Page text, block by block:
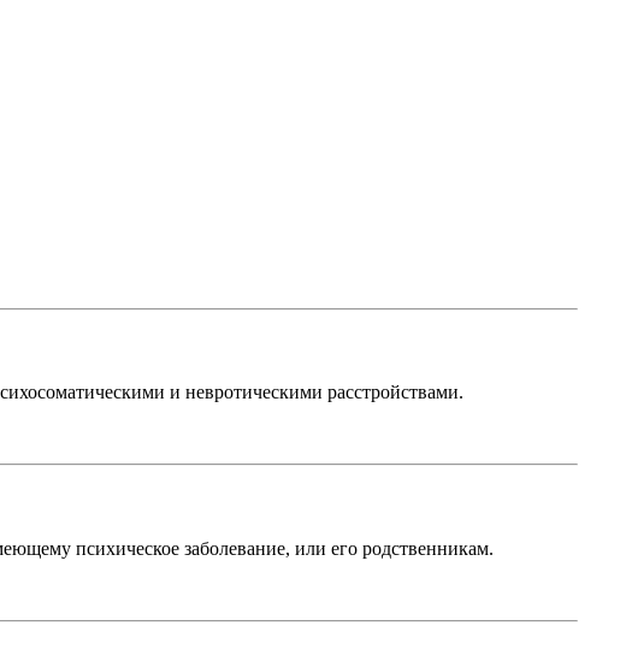
и невротическими расстройствами.
психическое заболевание, или его родственникам.